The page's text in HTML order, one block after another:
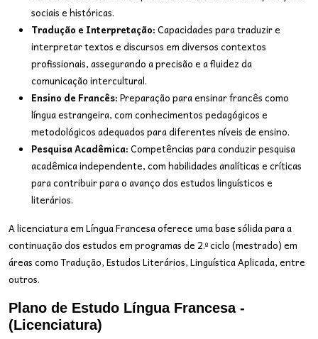
sociais e históricas.
Tradução e Interpretação:Capacidades para traduzir e
interpretar textos e discursos em diversos contextos
profissionais, assegurando a precisão e a fluidez da
comunicação intercultural.
Ensino de Francês:Preparação para ensinar francês como
língua estrangeira, com conhecimentos pedagógicos e
metodológicos adequados para diferentes níveis de ensino.
Pesquisa Acadêmica:Competências para conduzir pesquisa
acadêmica independente, com habilidades analíticas e críticas
para contribuir para o avanço dos estudos linguísticos e
literários.
A licenciatura em Língua Francesa oferece uma base sólida para a
continuação dos estudos em programas de 2.º ciclo (mestrado) em
áreas como Tradução, Estudos Literários, Linguística Aplicada, entre
outros.
Plano de Estudo Língua Francesa -
(Licenciatura)